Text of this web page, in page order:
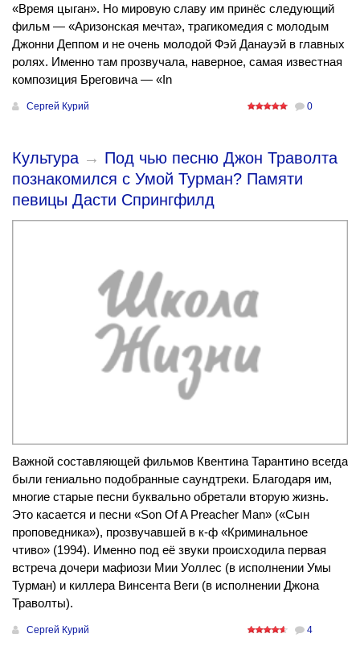
«Время цыган». Но мировую славу им принёс следующий
фильм — «Аризонская мечта», трагикомедия с молодым
Джонни Деппом и не очень молодой Фэй Данауэй в главных
ролях. Именно там прозвучала, наверное, самая известная
композиция Бреговича — «In
Сергей Курий 0
Культура → Под чью песню Джон Траволта
познакомился с Умой Турман? Памяти
певицы Дасти Спрингфилд
Важной составляющей фильмов Квентина Тарантино всегда
были гениально подобранные саундтреки. Благодаря им,
многие старые песни буквально обретали вторую жизнь.
Это касается и песни «Son Of A Preacher Man» («Сын
проповедника»), прозвучавшей в к-ф «Криминальное
чтиво» (1994). Именно под её звуки происходила первая
встреча дочери мафиози Мии Уоллес (в исполнении Умы
Турман) и киллера Винсента Веги (в исполнении Джона
Траволты).
Сергей Курий 4